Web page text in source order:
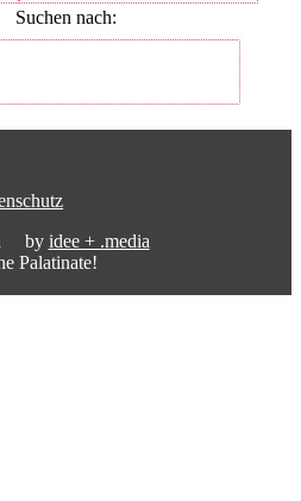
Suchen nach:
by idee + .media
Palatinate!